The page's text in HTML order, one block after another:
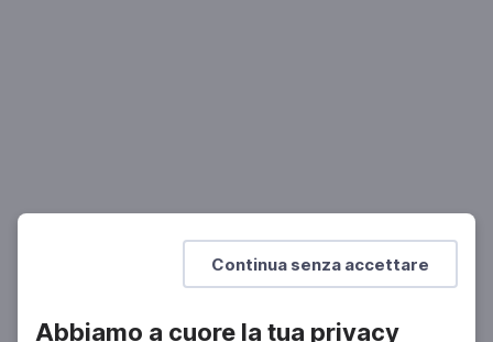
Continua senza accettare
Abbiamo a cuore la tua privacy
Pearl Harbor. Il giorno dell'infamia?